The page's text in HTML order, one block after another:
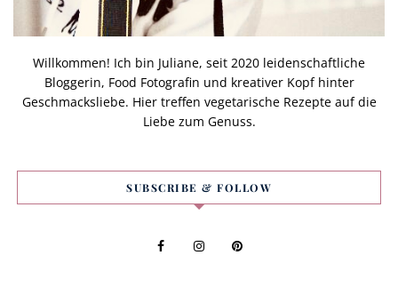
Willkommen! Ich bin Juliane, seit 2020 leidenschaftliche
Bloggerin, Food Fotografin und kreativer Kopf hinter
Geschmacksliebe. Hier treffen vegetarische Rezepte auf die
Liebe zum Genuss.
SUBSCRIBE & FOLLOW